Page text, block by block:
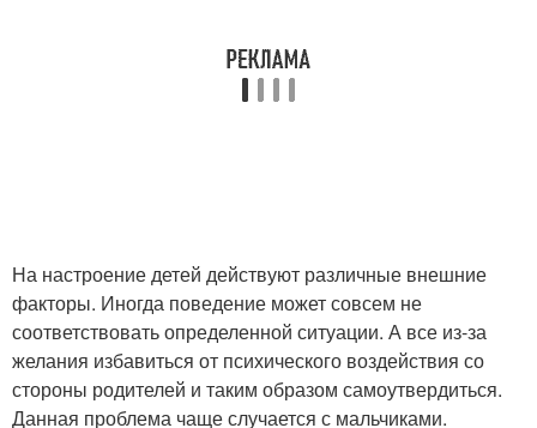
На настроение детей действуют различные внешние
факторы. Иногда поведение может совсем не
соответствовать определенной ситуации. А все из-за
желания избавиться от психического воздействия со
стороны родителей и таким образом самоутвердиться.
Данная проблема чаще случается с мальчиками.